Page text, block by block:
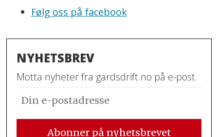
Følg oss på facebook
NYHETSBREV
Motta nyheter fra gardsdrift.no på e-post.